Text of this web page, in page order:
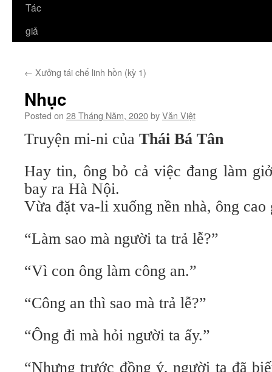
Tác
giả
← Xưởng tái chế linh hồn (kỳ 1)
Nhục
Posted on 28 Tháng Năm, 2020byVăn Việt
Truyện mi-ni của Thái Bá Tân
Hay tin, ông bỏ cả việc đang làm
bay ra Hà Nội.
Vừa đặt va-li xuống nền nhà, ông
“Làm sao mà người ta trả lễ?”
“Vì con ông làm công an.”
“Công an thì sao mà trả lễ?”
“Ông đi mà hỏi người ta ấy.”
“Nhưng trước đồng ý, người ta đã